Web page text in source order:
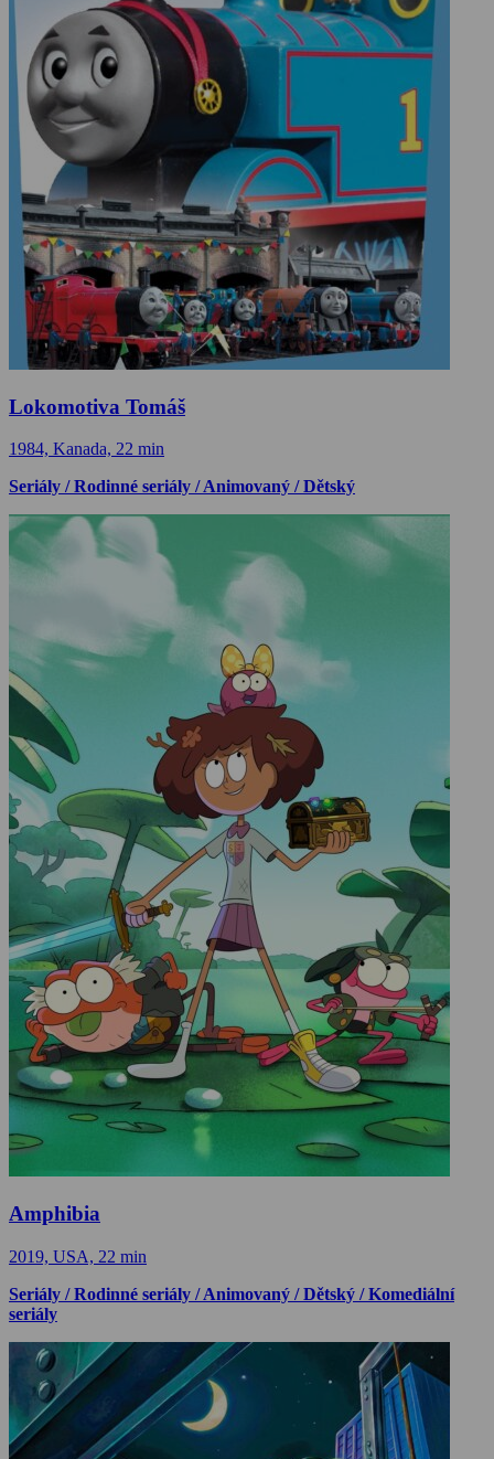
Lokomotiva Tomáš
1984, Kanada, 22 min
Seriály / Rodinné seriály / Animovaný / Dětský
Amphibia
2019, USA, 22 min
Seriály / Rodinné seriály / Animovaný / Dětský / Komediální
seriály